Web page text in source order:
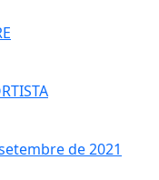
de 2021
de 2021